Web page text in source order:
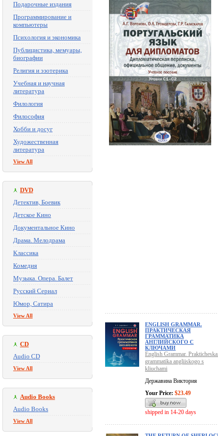
Подарочные издания
Программирование и
компьютеры
Психология и экономика
Публицистика, мемуары,
биографии
Религия и эзотерика
Учебная и научная
литература
Филология
Философия
Хобби и досуг
Художественная
литература
View All
DVD
Детектив, Боевик
Детское Кино
Документальное Кино
Драма. Мелодрама
Классика
Комедия
Музыка. Опера. Балет
Русский Сериал
Юмор, Сатира
View All
CD
Audio CD
View All
Audio Books
Audio Books
View All
ENGLISH GRAMMAR.
ПРАКТИЧЕСКАЯ
ГРАММАТИКА
АНГЛИЙСКОГО С
КЛЮЧАМИ
English Grammar.
grammatika angliiskogo s
kliuchami
Державина Виктория
Your Price: $23.49
shipped in 14-20 days